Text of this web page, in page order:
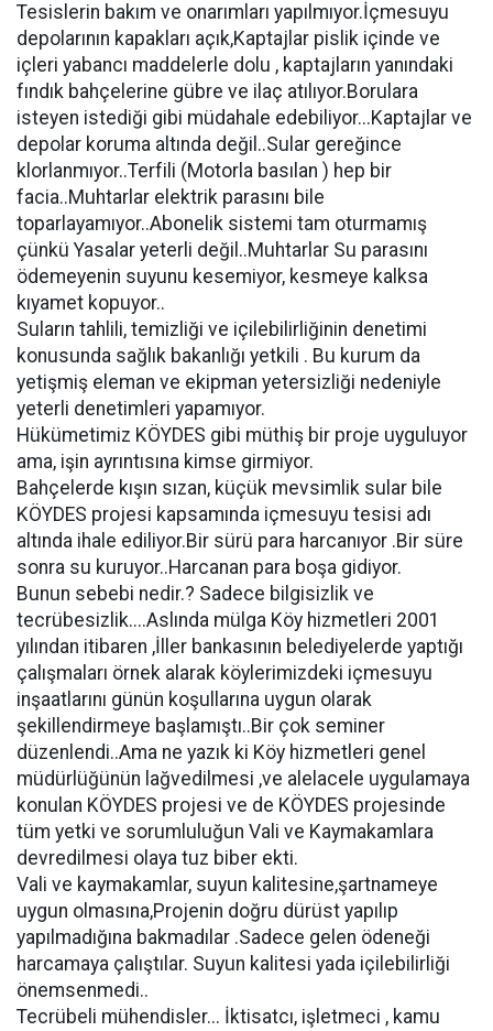
Tesislerin bakım ve onarımları yapılmıyor.İçmesuyu
depolarının kapakları açık,Kaptajlar pislik içinde ve
içleri yabancı maddelerle dolu , kaptajların yanındaki
fındık bahçelerine gübre ve ilaç atılıyor.Borulara
isteyen istediği gibi müdahale edebiliyor...Kaptajlar ve
depolar koruma altında değil..Sular gereğince
klorlanmıyor..Terfili (Motorla basılan ) hep bir
facia..Muhtarlar elektrik parasını bile
toparlayamıyor..Abonelik sistemi tam oturmamış
çünkü Yasalar yeterli değil..Muhtarlar Su parasını
ödemeyenin suyunu kesemiyor, kesmeye kalksa
kıyamet kopuyor..
Suların tahlili, temizliği ve içilebilirliğinin denetimi
konusunda sağlık bakanlığı yetkili . Bu kurum da
yetişmiş eleman ve ekipman yetersizliği nedeniyle
yeterli denetimleri yapamıyor.
Hükümetimiz KÖYDES gibi müthiş bir proje uyguluyor
ama, işin ayrıntısına kimse girmiyor.
Bahçelerde kışın sızan, küçük mevsimlik sular bile
KÖYDES projesi kapsamında içmesuyu tesisi adı
altında ihale ediliyor.Bir sürü para harcanıyor .Bir süre
sonra su kuruyor..Harcanan para boşa gidiyor.
Bunun sebebi nedir.? Sadece bilgisizlik ve
tecrübesizlik....Aslında mülga Köy hizmetleri 2001
yılından itibaren ,İller bankasının belediyelerde yaptığı
çalışmaları örnek alarak köylerimizdeki içmesuyu
inşaatlarını günün koşullarına uygun olarak
şekillendirmeye başlamıştı..Bir çok seminer
düzenlendi..Ama ne yazık ki Köy hizmetleri genel
müdürlüğünün lağvedilmesi ,ve alelacele uygulamaya
konulan KÖYDES projesi ve de KÖYDES projesinde
tüm yetki ve sorumluluğun Vali ve Kaymakamlara
devredilmesi olaya tuz biber ekti.
Vali ve kaymakamlar, suyun kalitesine,şartnameye
uygun olmasına,Projenin doğru dürüst yapılıp
yapılmadığına bakmadılar .Sadece gelen ödeneği
harcamaya çalıştılar. Suyun kalitesi yada içilebilirliği
önemsenmedi..
Tecrübeli mühendisler... İktisatcı, işletmeci , kamu